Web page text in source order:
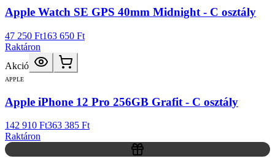
Apple Watch SE GPS 40mm Midnight - C osztály
47 250 Ft163 650 Ft
Raktáron
Akció
APPLE
Apple iPhone 12 Pro 256GB Grafit - C osztály
142 910 Ft363 385 Ft
Raktáron